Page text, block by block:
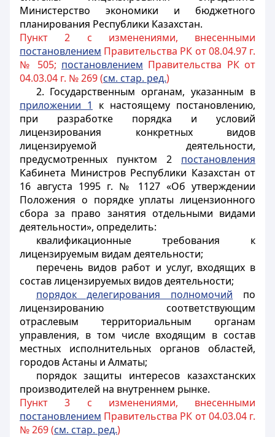
Министерство экономики и бюджетного
планирования Республики Казахстан.
Пункт 2 с изменениями, внесенными
постановлением Правительства РК от 08.04.97 г.
№ 505; постановлением Правительства РК от
04.03.04 г. № 269 (см. стар. ред.)
2. Государственным органам, указанным в
приложении 1
к настоящему постановлению,
при разработке порядка и условий
лицензирования конкретных видов
лицензируемой деятельности,
предусмотренных пунктом 2 постановления
Кабинета Министров Республики Казахстан от
16 августа 1995 г. № 1127 «Об утверждении
Положения о порядке уплаты лицензионного
сбора за право занятия отдельными видами
деятельности», определить:
квалификационные требования к
лицензируемым видам деятельности;
перечень видов работ и услуг, входящих в
состав лицензируемых видов деятельности;
порядок делегирования полномочий по
лицензированию соответствующим
отраслевым территориальным органам
управления, в том числе входящим в состав
местных исполнительных органов областей,
городов Астаны и Алматы;
порядок защиты интересов казахстанских
производителей на внутреннем рынке.
Пункт 3 с изменениями, внесенными
постановлением Правительства РК от 04.03.04 г.
№ 269 (см. стар. ред.)